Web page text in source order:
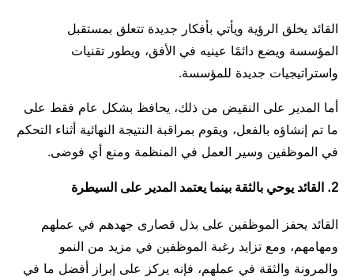
القائد يخلق الرؤية ويأتي بأفكار جديدة تتعلق بمستقبل
المؤسسة ويضع دائمًا عينيه في الأفق، ويطور تقنيات
واستراتيجيات جديدة للمؤسسة.
أما المدير على النقيض من ذلك، يحافظ بشكل عام فقط على
ما تم إنشاؤه بالفعل، ويقوم بمراقبة النتيجة النهائية أثناء التحكم
في الموظفين وسير العمل في المنظمة ومنع أي فوضى.
2. القائد يوحي بالثقة بينما يعتمد المدير على السيطرة
القائد يحفز الموظفين على بذل قصارى جهدهم في عملهم
ومهامهم، ومع تزايد رغبة الموظفين في مزيد من النمو
والمرونة والثقة في عملهم، فإنه يركز على إبراز أفضل ما في